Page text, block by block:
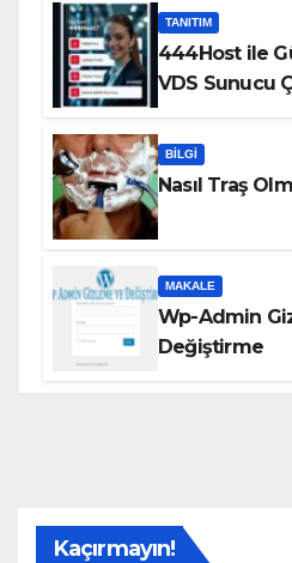
TANITIM
444Host ile
VDS Sunucu
BILGI
Nasıl Traş
MAKALE
Wp-Admin
Değiştirme
Kaçırmayın!